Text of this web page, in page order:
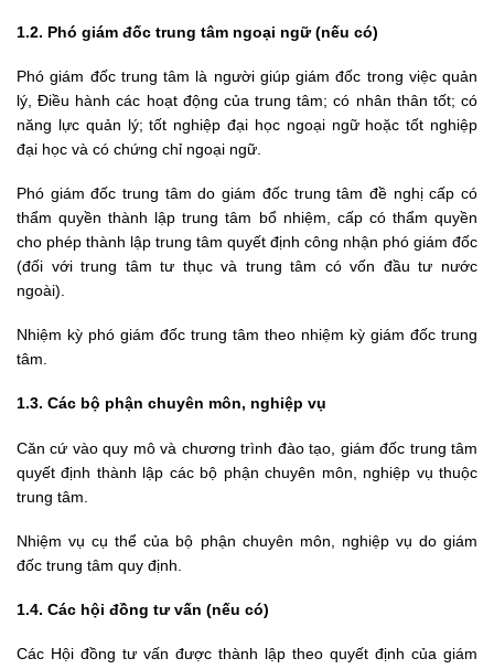
1.2. Phó giám đốc trung tâm ngoại ngữ (nếu có)
Phó giám đốc trung tâm là người giúp giám đốc trong việc quản
lý, Điều hành các hoạt động của trung tâm; có nhân thân tốt; có
năng lực quản lý; tốt nghiệp đại học ngoại ngữ hoặc tốt nghiệp
đại học và có chứng chỉ ngoại ngữ.
Phó giám đốc trung tâm do giám đốc trung tâm đề nghị cấp có
thẩm quyền thành lập trung tâm bổ nhiệm, cấp có thẩm quyền
cho phép thành lập trung tâm quyết định công nhận phó giám đốc
(đối với trung tâm tư thục và trung tâm có vốn đầu tư nước
ngoài).
Nhiệm kỳ phó giám đốc trung tâm theo nhiệm kỳ giám đốc trung
tâm.
1.3. Các bộ phận chuyên môn, nghiệp vụ
Căn cứ vào quy mô và chương trình đào tạo, giám đốc trung tâm
quyết định thành lập các bộ phận chuyên môn, nghiệp vụ thuộc
trung tâm.
Nhiệm vụ cụ thể của bộ phận chuyên môn, nghiệp vụ do giám
đốc trung tâm quy định.
1.4. Các hội đồng tư vấn (nếu có)
Các Hội đồng tư vấn được thành lập theo quyết định của giám